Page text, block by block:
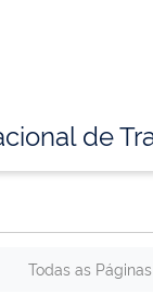
de
Todas as Páginas